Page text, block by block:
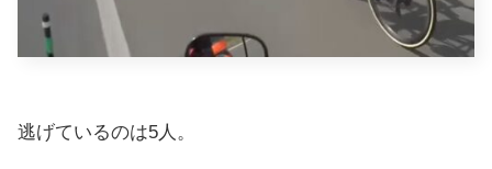
逃げているのは5人。